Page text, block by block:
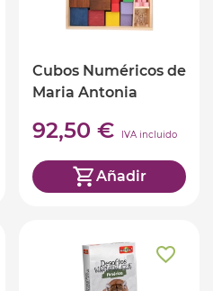
Cubos Numéricos de
Maria Antonia
92,50 € IVA incluido
Añadir